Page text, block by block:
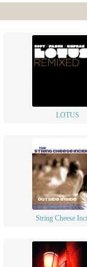
LOTUS
String Cheese